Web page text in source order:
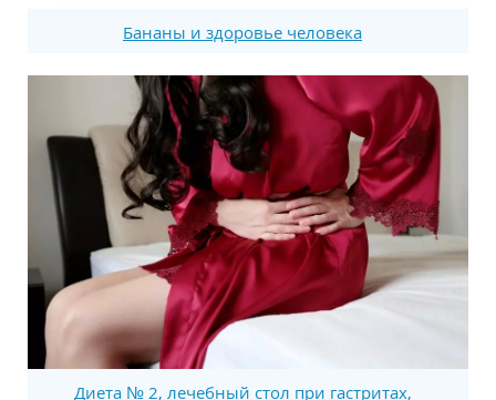
Бананы и здоровье человека
Диета № 2, лечебный стол при гастритах,